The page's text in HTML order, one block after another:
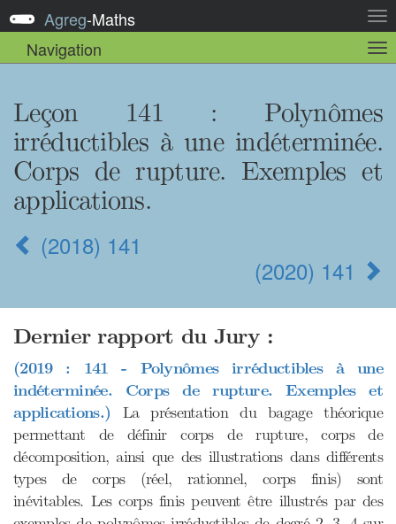
la
Agreg-Maths
Navigation
la
Leçon 141 : Polynômes
irréductibles à une indéterminée.
Corps de rupture. Exemples et
applications.
(2018) 141
(2020) 141
Dernier rapport du Jury :
(2019 : 141 - Polynômes irréductibles à une
indéterminée. Corps de rupture. Exemples et
applications.) La présentation du bagage théorique
permettant de définir corps de rupture, corps de
décomposition, ainsi que des illustrations dans différents
types de corps (réel, rationnel, corps finis) sont
inévitables. Les corps finis peuvent être illustrés par des